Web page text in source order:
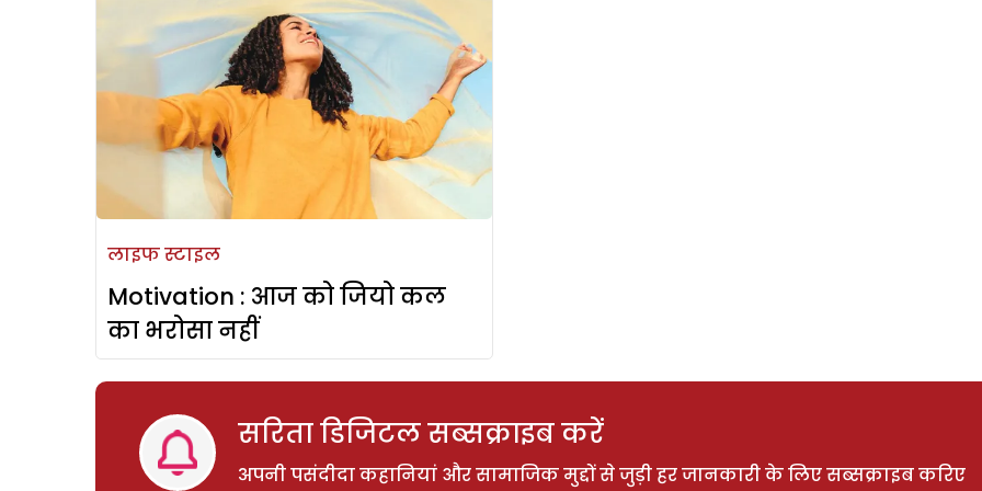
लाइफ स्टाइल
Motivation : आज को जियो कल
का भरोसा नहीं
सरिता डिजिटल सब्सक्राइब करें
अपनी पसंदीदा कहानियां और सामाजिक मुद्दों से जुड़ी हर जानकारी के लिए सब्सक्राइब करिए